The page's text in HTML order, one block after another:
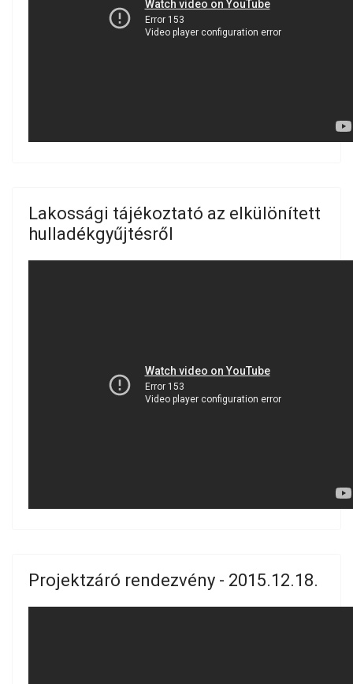
Lakossági tájékoztató az elkülönített
hulladékgyűjtésről
Projektzáró rendezvény - 2015.12.18.